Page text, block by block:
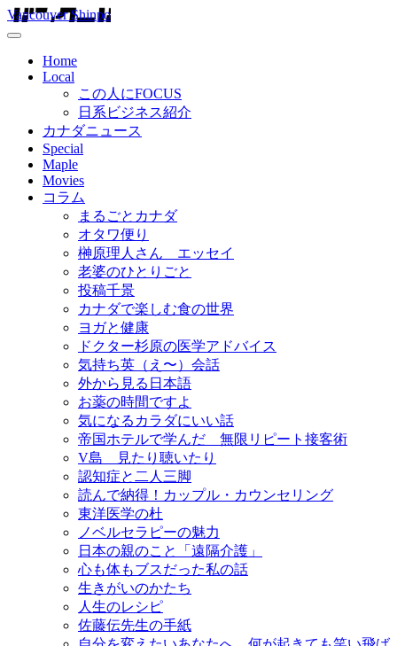
Vancouver Shinpo
Home
Local
この人にFOCUS
日系ビジネス紹介
カナダニュース
Special
Maple
Movies
コラム
まるごとカナダ
オタワ便り
榊原理人さん エッセイ
老婆のひとりごと
投稿千景
カナダで楽しむ食の世界
ヨガと健康
ドクター杉原の医学アドバイス
気持ち英（え〜）会話
外から見る日本語
お薬の時間ですよ
気になるカラダにいい話
帝国ホテルで学んだ 無限リピート接客術
V島 見たり聴いたり
認知症と二人三脚
読んで納得！カップル・カウンセリング
東洋医学の杜
ノベルセラピーの魅力
日本の親のこと「遠隔介護」
心も体もブスだった私の話
生きがいのかたち
人生のレシピ
佐藤伝先生の手紙